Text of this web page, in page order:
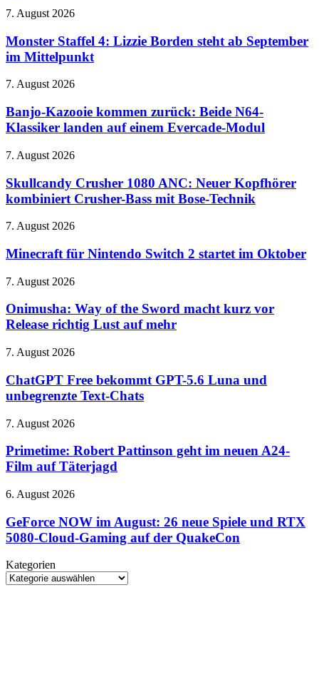
ins
Monster
4:
Lizzie
Borden
ab
im
Mittelpunkt
7. August 2026
Monster Staffel 4: Lizzie Borden steht ab September
im Mittelpunkt
Banjo-
kommen
zurück:
Beide
Klassiker
auf
einem
Modul
7. August 2026
Banjo-Kazooie kommen zurück: Beide N64-
Klassiker landen auf einem Evercade-Modul
Skullcandy
1080
ANC:
Neuer
kombiniert
Bass
Bose-
7. August 2026
Skullcandy Crusher 1080 ANC: Neuer Kopfhörer
kombiniert Crusher-Bass mit Bose-Technik
Minecraft
Nintendo
Switch
2
startet
im
Oktober
7. August 2026
Minecraft für Nintendo Switch 2 startet im Oktober
Onimusha:
of
the
Sword
kurz
Release
richtig
auf
7. August 2026
Onimusha: Way of the Sword macht kurz vor
Release richtig Lust auf mehr
ChatGPT
bekommt
GPT-
5.6
und
Text-
Chats
7. August 2026
ChatGPT Free bekommt GPT-5.6 Luna und
unbegrenzte Text-Chats
Primetime:
Pattinson
geht
im
A24-
auf
Täterjagd
7. August 2026
Primetime: Robert Pattinson geht im neuen A24-
Film auf Täterjagd
GeForce
im
August:
26
Spiele
und
6. August 2026
GeForce NOW im August: 26 neue Spiele und RTX
5080-Cloud-Gaming auf der QuakeCon
Kategorien
Kategorien